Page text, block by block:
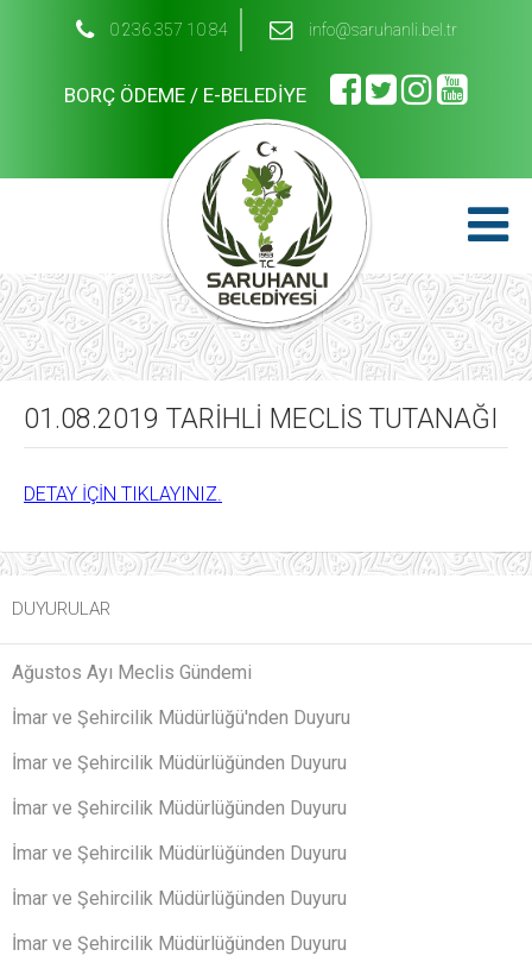
0 236 357 10 84 info@saruhanli.bel.tr
BORÇ ÖDEME / E-BELEDİYE
01.08.2019 TARİHLİ MECLİS TUTANAĞI
DETAY İÇİN TIKLAYINIZ.
DUYURULAR
Ağustos Ayı Meclis Gündemi
İmar ve Şehircilik Müdürlüğü'nden Duyuru
İmar ve Şehircilik Müdürlüğünden Duyuru
İmar ve Şehircilik Müdürlüğünden Duyuru
İmar ve Şehircilik Müdürlüğünden Duyuru
İmar ve Şehircilik Müdürlüğünden Duyuru
İmar ve Şehircilik Müdürlüğünden Duyuru